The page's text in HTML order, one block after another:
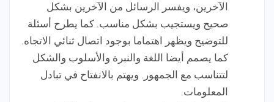
الآخرين، ويفسر الرسائل من الآخرين بشكل
صحيح ويستجيب بشكل مناسب. كما يطرح أسئلة
للتوضيح ويظهر اهتماما بوجود اتصال ثنائي الاتجاه.
كما يصمم أيضا اللغة والنبرة والأسلوب والشكل
لتتناسب مع الجمهور. ويهتم بالانفتاح في تبادل
المعلومات.